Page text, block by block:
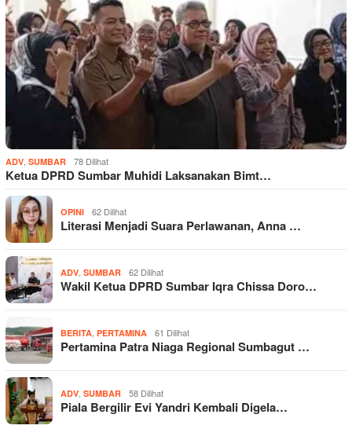
ADV SUMBAR 78 Dilihat
Ketua DPRD Sumbar Muhidi Laksanakan Bimt…
OPINI 62 Dilihat
Literasi Menjadi Suara Perlawanan, Anna …
ADV SUMBAR 62 Dilihat
Wakil Ketua DPRD Sumbar Iqra Chissa Doro…
BERITA PERTAMINA 61 Dilihat
Pertamina Patra Niaga Regional Sumbagut …
ADV SUMBAR 58 Dilihat
Piala Bergilir Evi Yandri Kembali Digela…